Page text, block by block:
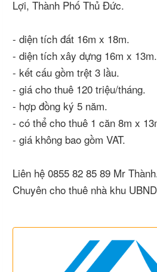
Lợi, Thành Phố Thủ Đức.
- diện tích đất 16m x 18m.
- diện tích xây dựng 16m x 13m.
- kết cấu gồm trệt 3 lầu.
- giá cho thuê 120 triệu/tháng.
- hợp đồng ký 5 năm.
- có thể cho thuê 1 căn 8m x
- giá không bao gồm VAT.
Liên hệ 0855 82 85 89 Mr
Chuyên cho thuê nhà khu